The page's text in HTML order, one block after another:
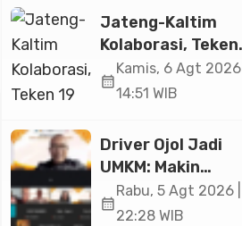
Jakarta
Jateng-Kaltim
Kolaborasi, Teken
19 Kerja Sama
Ekonomi Senilai Rp
calendar_month
Kamis, 6 Agt 2026 |
14:51 WIB
Driver Ojol Jadi
UMKM: Makin
Sejahtera atau
Merana? Ini
calendar_month
Rabu, 5 Agt 2026 |
22:28 WIB